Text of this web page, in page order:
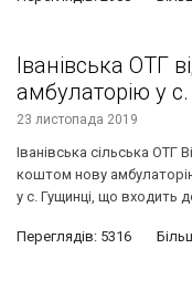
Іванівська ОТГ
амбулаторію у
23 листопада 2019
Іванівська сільська ОТГ
коштом нову
у с. Гущинці, що входить
Переглядів: 5316